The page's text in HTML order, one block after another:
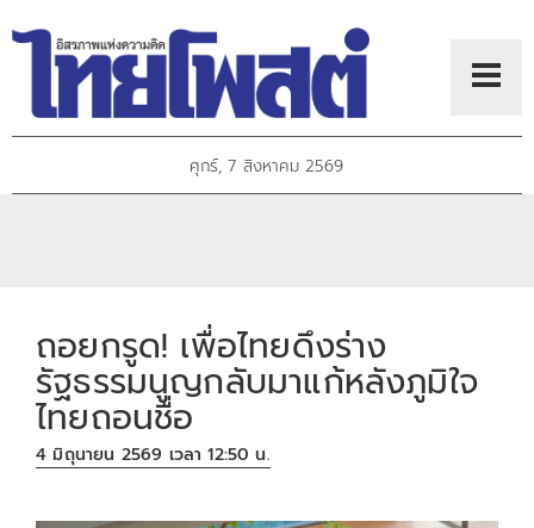
ศุกร์, 7 สิงหาคม 2569
ถอยกรูด! เพื่อไทยดึงร่าง
รัฐธรรมนูญกลับมาแก้หลังภูมิใจ
ไทยถอนชื่อ
4 มิถุนายน 2569 เวลา 12:50 น.